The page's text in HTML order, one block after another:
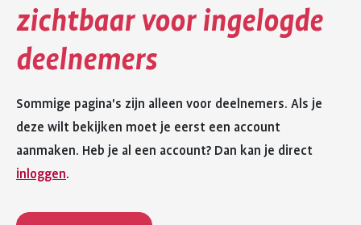
zichtbaar voor ingelogde
deelnemers
Sommige pagina's zijn alleen voor deelnemers. Als je
deze wilt bekijken moet je eerst een account
aanmaken. Heb je al een account? Dan kan je direct
inloggen.